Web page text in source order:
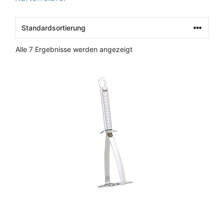
Alle 7 Ergebnisse werden angezeigt